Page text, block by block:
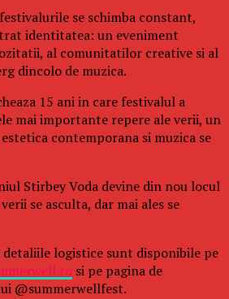
se schimba constant,
identitatea: un eveniment
al comunitatilor creative si al
dincolo de muzica.
15 ani in care festivalul a
mai importante repere ale verii, un
contemporana si muzica se
Stirbey Voda devine din nou locul
se asculta, dar mai ales se
logistice sunt disponibile pe
si pe pagina de
@summerwellfest.